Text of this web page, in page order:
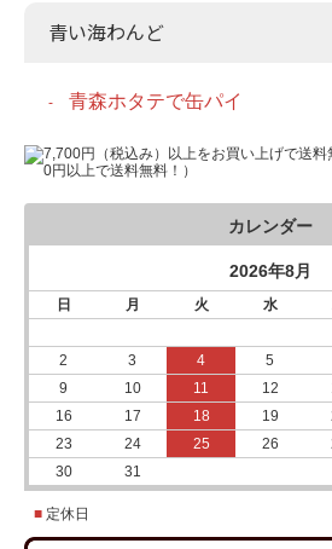
青い海わんど
青森ホタテで缶パイ
カレンダー
2026年8月
日 月 火 水
2
3 4 5
9
10 11 12
16
17 18 19
23
24 25 26
30
31
■ 定休日